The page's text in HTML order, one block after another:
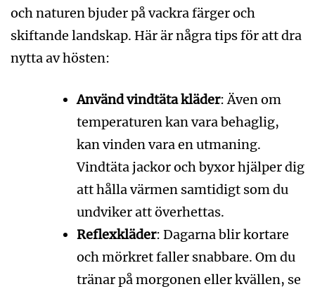
och naturen bjuder på vackra färger och
skiftande landskap. Här är några tips för att dra
nytta av hösten:
Använd vindtäta kläder: Även om
temperaturen kan vara behaglig,
kan vinden vara en utmaning.
Vindtäta jackor och byxor hjälper dig
att hålla värmen samtidigt som du
undviker att överhettas.
Reflexkläder: Dagarna blir kortare
och mörkret faller snabbare. Om du
tränar på morgonen eller kvällen, se